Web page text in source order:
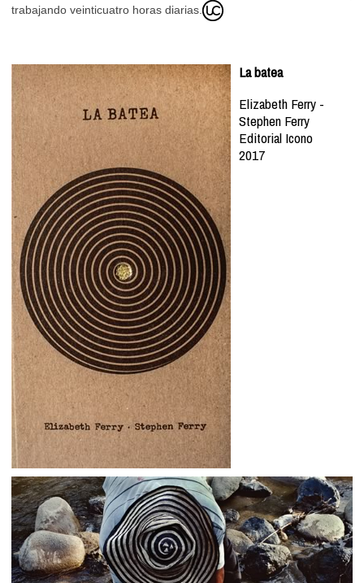
trabajando veinticuatro horas diarias.
La batea
Elizabeth Ferry -
Stephen Ferry
Editorial Icono
2017